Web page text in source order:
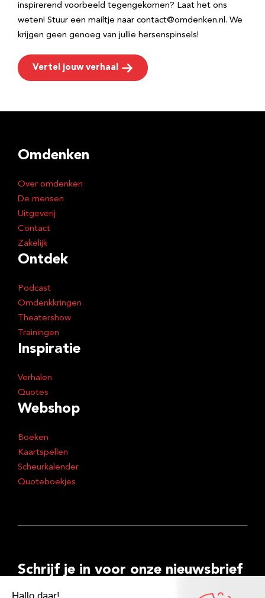
inspirerend voorbeeld tegengekomen? Laat het ons
weten! Stuur een mailtje naar contact@omdenken.nl. We
krijgen geen genoeg van jullie hersenspinsels!
Vertel jouw verhaal
Omdenken
Over omdenken
De mensen
Uitgeverij
Contact
Zakelijk
Ontdek
Podcast
Omdenkkringen
Theatershow
Trainingen
Inspiratie
Verhalen
Quotes
Webshop
Boeken
Kaartspellen
Scheurkalender
Quoteboekjes
Schrijf je in voor onze nieuwsbrief